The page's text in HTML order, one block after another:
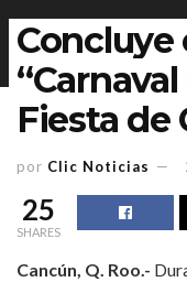
Fiesta de
por Clic Noticias
25
SHARES
Cancún, Q. Roo.-